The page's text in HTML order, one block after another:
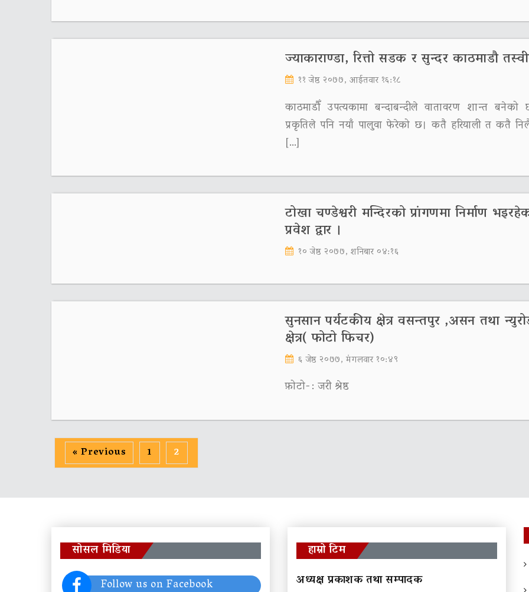
ज्याकाराण्डा, रित्तो सडक र सुन्दर काठमाडौ
११ जेष्ठ २०७७, आईतवार १६:१८
काठमाडौँ उपत्यकामा बन्दाबन्दीले वातावरण शान्त
प्रकृतिले पनि नयाँ पालुवा फेरेको छ। कतै हरियाली त कतै
[…]
टोखा चण्डेश्वरी मन्दिरको प्रांगणमा निर्माण
प्रवेश द्वार ।
१० जेष्ठ २०७७, शनिबार ०४:१६
सुनसान पर्यटकीय क्षेत्र वसन्तपुर ,असन तथा
क्षेत्र( फोटो फिचर)
६ जेष्ठ २०७७, मंगलवार १०:४९
फ़ोटो-: जरी श्रेष्ठ
« Previous 1 2
सोसल मिडिया
Follow us on Facebook
हाम्रो टिम
अध्यक्ष प्रकाशक तथा सम्पादक